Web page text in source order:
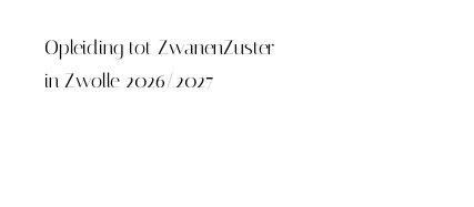
Opleiding tot ZwanenZuster
in Zwolle 2026/2027